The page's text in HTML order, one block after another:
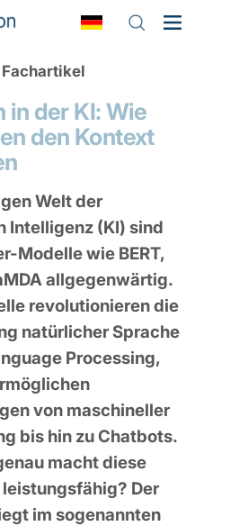
Fachartikel
in der KI: Wie
den Kontext
Welt der
Intelligenz (KI) sind
Modelle wie BERT,
allgegenwärtig.
revolutionieren die
natürlicher Sprache
Processing,
von maschineller
bis hin zu Chatbots.
macht diese
Der
im sogenannten